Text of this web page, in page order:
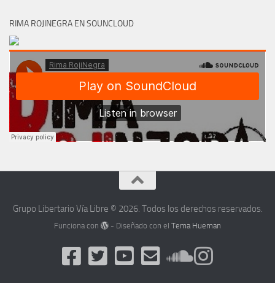
RIMA ROJINEGRA EN SOUNCLOUD
Grupo Libertario Vía Libre © 2026. Todos los derechos reservados.
Funciona con - Diseñado con elTema Hueman